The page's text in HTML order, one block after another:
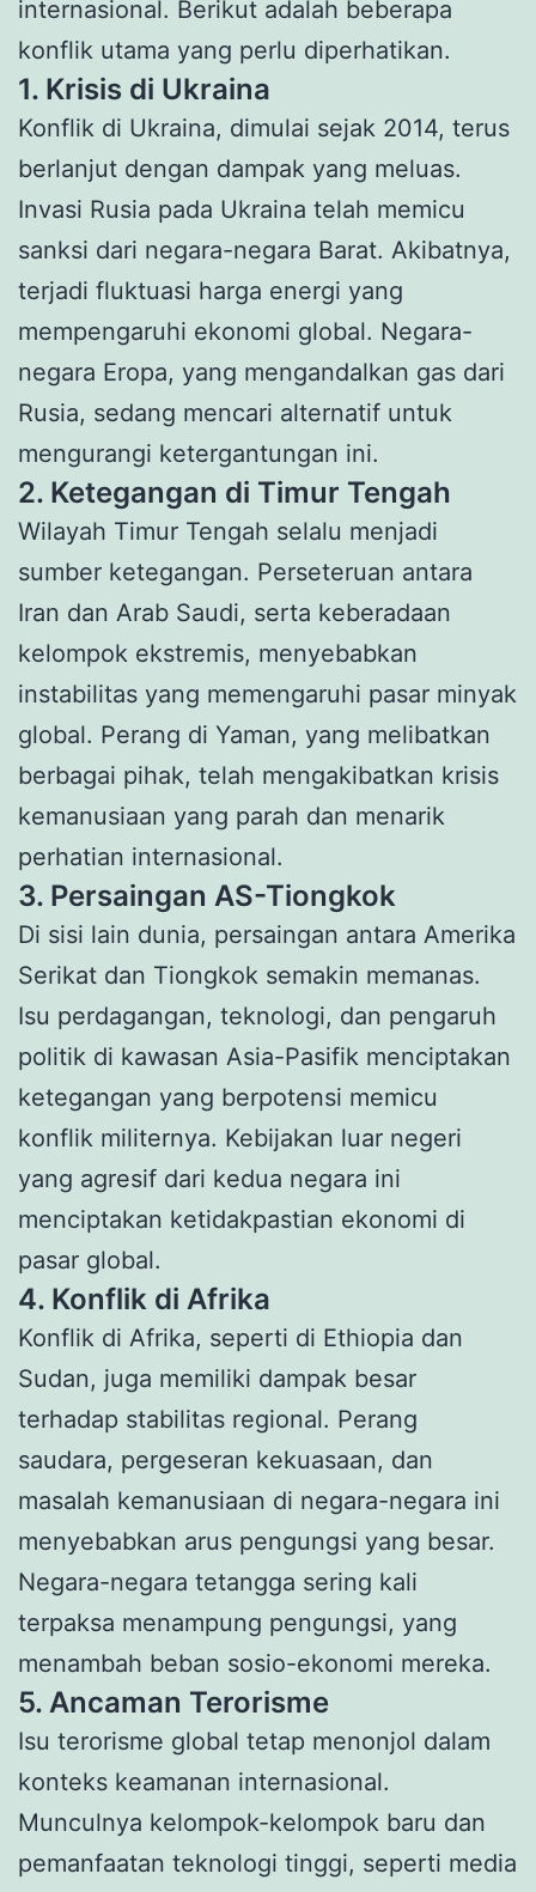
internasional. Berikut adalah beberapa
konflik utama yang perlu diperhatikan.
1. Krisis di Ukraina
Konflik di Ukraina, dimulai sejak 2014, terus
berlanjut dengan dampak yang meluas.
Invasi Rusia pada Ukraina telah memicu
sanksi dari negara-negara Barat. Akibatnya,
terjadi fluktuasi harga energi yang
mempengaruhi ekonomi global. Negara-
negara Eropa, yang mengandalkan gas dari
Rusia, sedang mencari alternatif untuk
mengurangi ketergantungan ini.
2. Ketegangan di Timur Tengah
Wilayah Timur Tengah selalu menjadi
sumber ketegangan. Perseteruan antara
Iran dan Arab Saudi, serta keberadaan
kelompok ekstremis, menyebabkan
instabilitas yang memengaruhi pasar minyak
global. Perang di Yaman, yang melibatkan
berbagai pihak, telah mengakibatkan krisis
kemanusiaan yang parah dan menarik
perhatian internasional.
3. Persaingan AS-Tiongkok
Di sisi lain dunia, persaingan antara Amerika
Serikat dan Tiongkok semakin memanas.
Isu perdagangan, teknologi, dan pengaruh
politik di kawasan Asia-Pasifik menciptakan
ketegangan yang berpotensi memicu
konflik militernya. Kebijakan luar negeri
yang agresif dari kedua negara ini
menciptakan ketidakpastian ekonomi di
pasar global.
4. Konflik di Afrika
Konflik di Afrika, seperti di Ethiopia dan
Sudan, juga memiliki dampak besar
terhadap stabilitas regional. Perang
saudara, pergeseran kekuasaan, dan
masalah kemanusiaan di negara-negara ini
menyebabkan arus pengungsi yang besar.
Negara-negara tetangga sering kali
terpaksa menampung pengungsi, yang
menambah beban sosio-ekonomi mereka.
5. Ancaman Terorisme
Isu terorisme global tetap menonjol dalam
konteks keamanan internasional.
Munculnya kelompok-kelompok baru dan
pemanfaatan teknologi tinggi, seperti media